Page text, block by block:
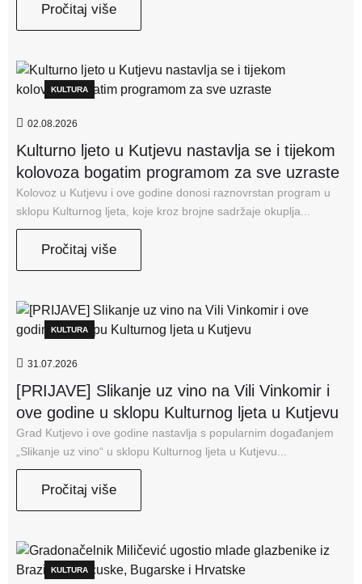
Pročitaj više
KULTURA
02.08.2026
Kulturno ljeto u Kutjevu nastavlja se i tijekom
kolovoza bogatim programom za sve uzraste
Kolovoz u Kutjevu i ove godine donosi raznovrstan program u
sklopu Kulturnog ljeta, koje kroz brojne sadržaje okuplja...
Pročitaj više
KULTURA
31.07.2026
[PRIJAVE] Slikanje uz vino na Vili Vinkomir i
ove godine u sklopu Kulturnog ljeta u Kutjevu
Grad Kutjevo i ove godine nastavlja s popularnim događanjem
„Slikanje uz vino“ u sklopu Kulturnog ljeta u Kutjevu...
Pročitaj više
KULTURA